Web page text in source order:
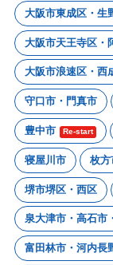
大阪市東成区・生
大阪市天王寺区・
大阪市浪速区・西
守口市・門真市
豊中市 Re-start
寝屋川市 枚方
堺市堺区・西区
泉大津市・高石市
富田林市・河内長